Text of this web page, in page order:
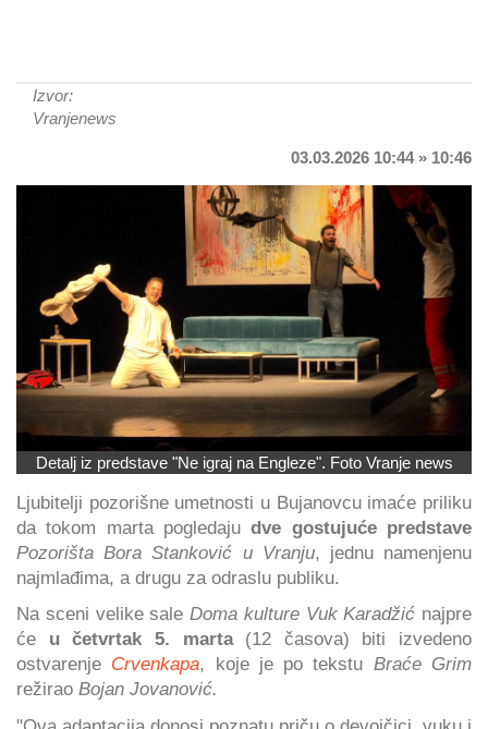
Izvor:
Vranjenews
03.03.2026 10:44 » 10:46
Detalj iz predstave "Ne igraj na Engleze". Foto Vranje news
Ljubitelji pozorišne umetnosti u Bujanovcu imaće priliku
da tokom marta pogledajudve gostujuće predstave
Pozorišta Bora Stanković u Vranju, jednu namenjenu
najmlađima, a drugu za odraslu publiku.
Na sceni velike sale Doma kulture Vuk Karadžić najpre
će u četvrtak 5. marta(12 časova) biti izvedeno
ostvarenje Crvenkapa, koje je po tekstu Braće Grim
režirao Bojan Jovanović.